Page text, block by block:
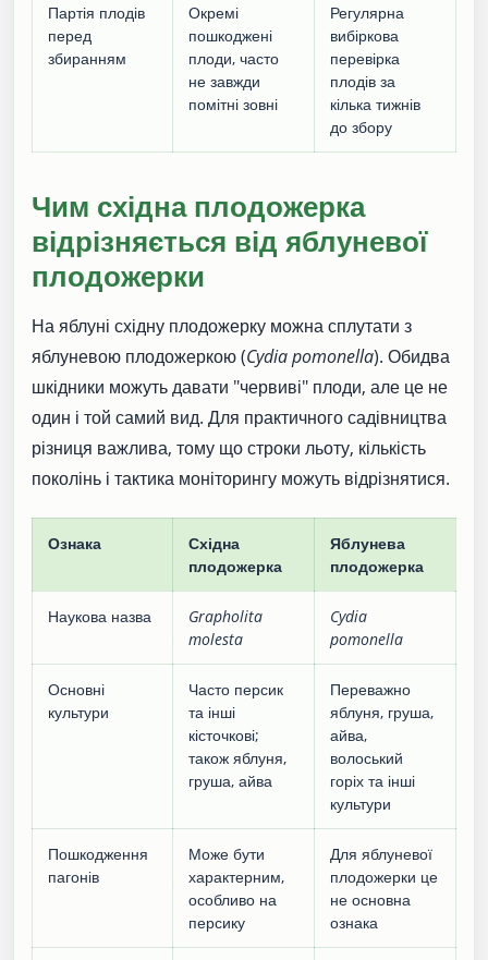
Партія плодів
перед
збиранням
Окремі
пошкоджені
плоди, часто
не завжди
помітні зовні
Регулярна
вибіркова
перевірка
плодів за
кілька тижнів
до збору
Чим східна плодожерка
відрізняється від яблуневої
плодожерки
На яблуні східну плодожерку можна сплутати з
яблуневою плодожеркою (Cydia pomonella). Обидва
шкідники можуть давати "червиві" плоди, але це не
один і той самий вид. Для практичного садівництва
різниця важлива, тому що строки льоту, кількість
поколінь і тактика моніторингу можуть відрізнятися.
Ознака
Східна
плодожерка
Яблунева
плодожерка
Наукова назва
Grapholita
molesta
Cydia
pomonella
Основні
культури
Часто персик
та інші
кісточкові;
також яблуня,
груша, айва
Переважно
яблуня, груша,
айва,
волоський
горіх та інші
культури
Пошкодження
пагонів
Може бути
характерним,
особливо на
персику
Для яблуневої
плодожерки це
не основна
ознака